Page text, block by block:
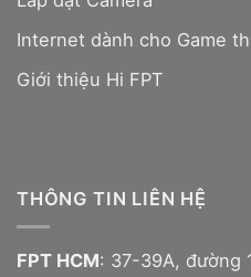
Internet dành cho Game
Giới thiệu Hi FPT
THÔNG TIN LIÊN HỆ
FPT HCM: 37-39A, đường